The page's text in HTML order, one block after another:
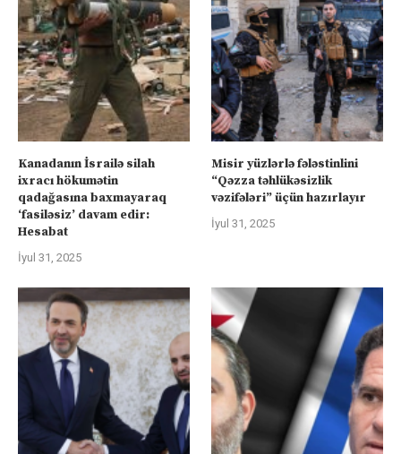
Kanadanın İsrailə silah
ixracı hökumətin
qadağasına baxmayaraq
‘fasiləsiz’ davam edir:
Hesabat
İyul 31, 2025
Misir yüzlərlə fələstinlini
“Qəzza təhlükəsizlik
vəzifələri” üçün hazırlayır
İyul 31, 2025